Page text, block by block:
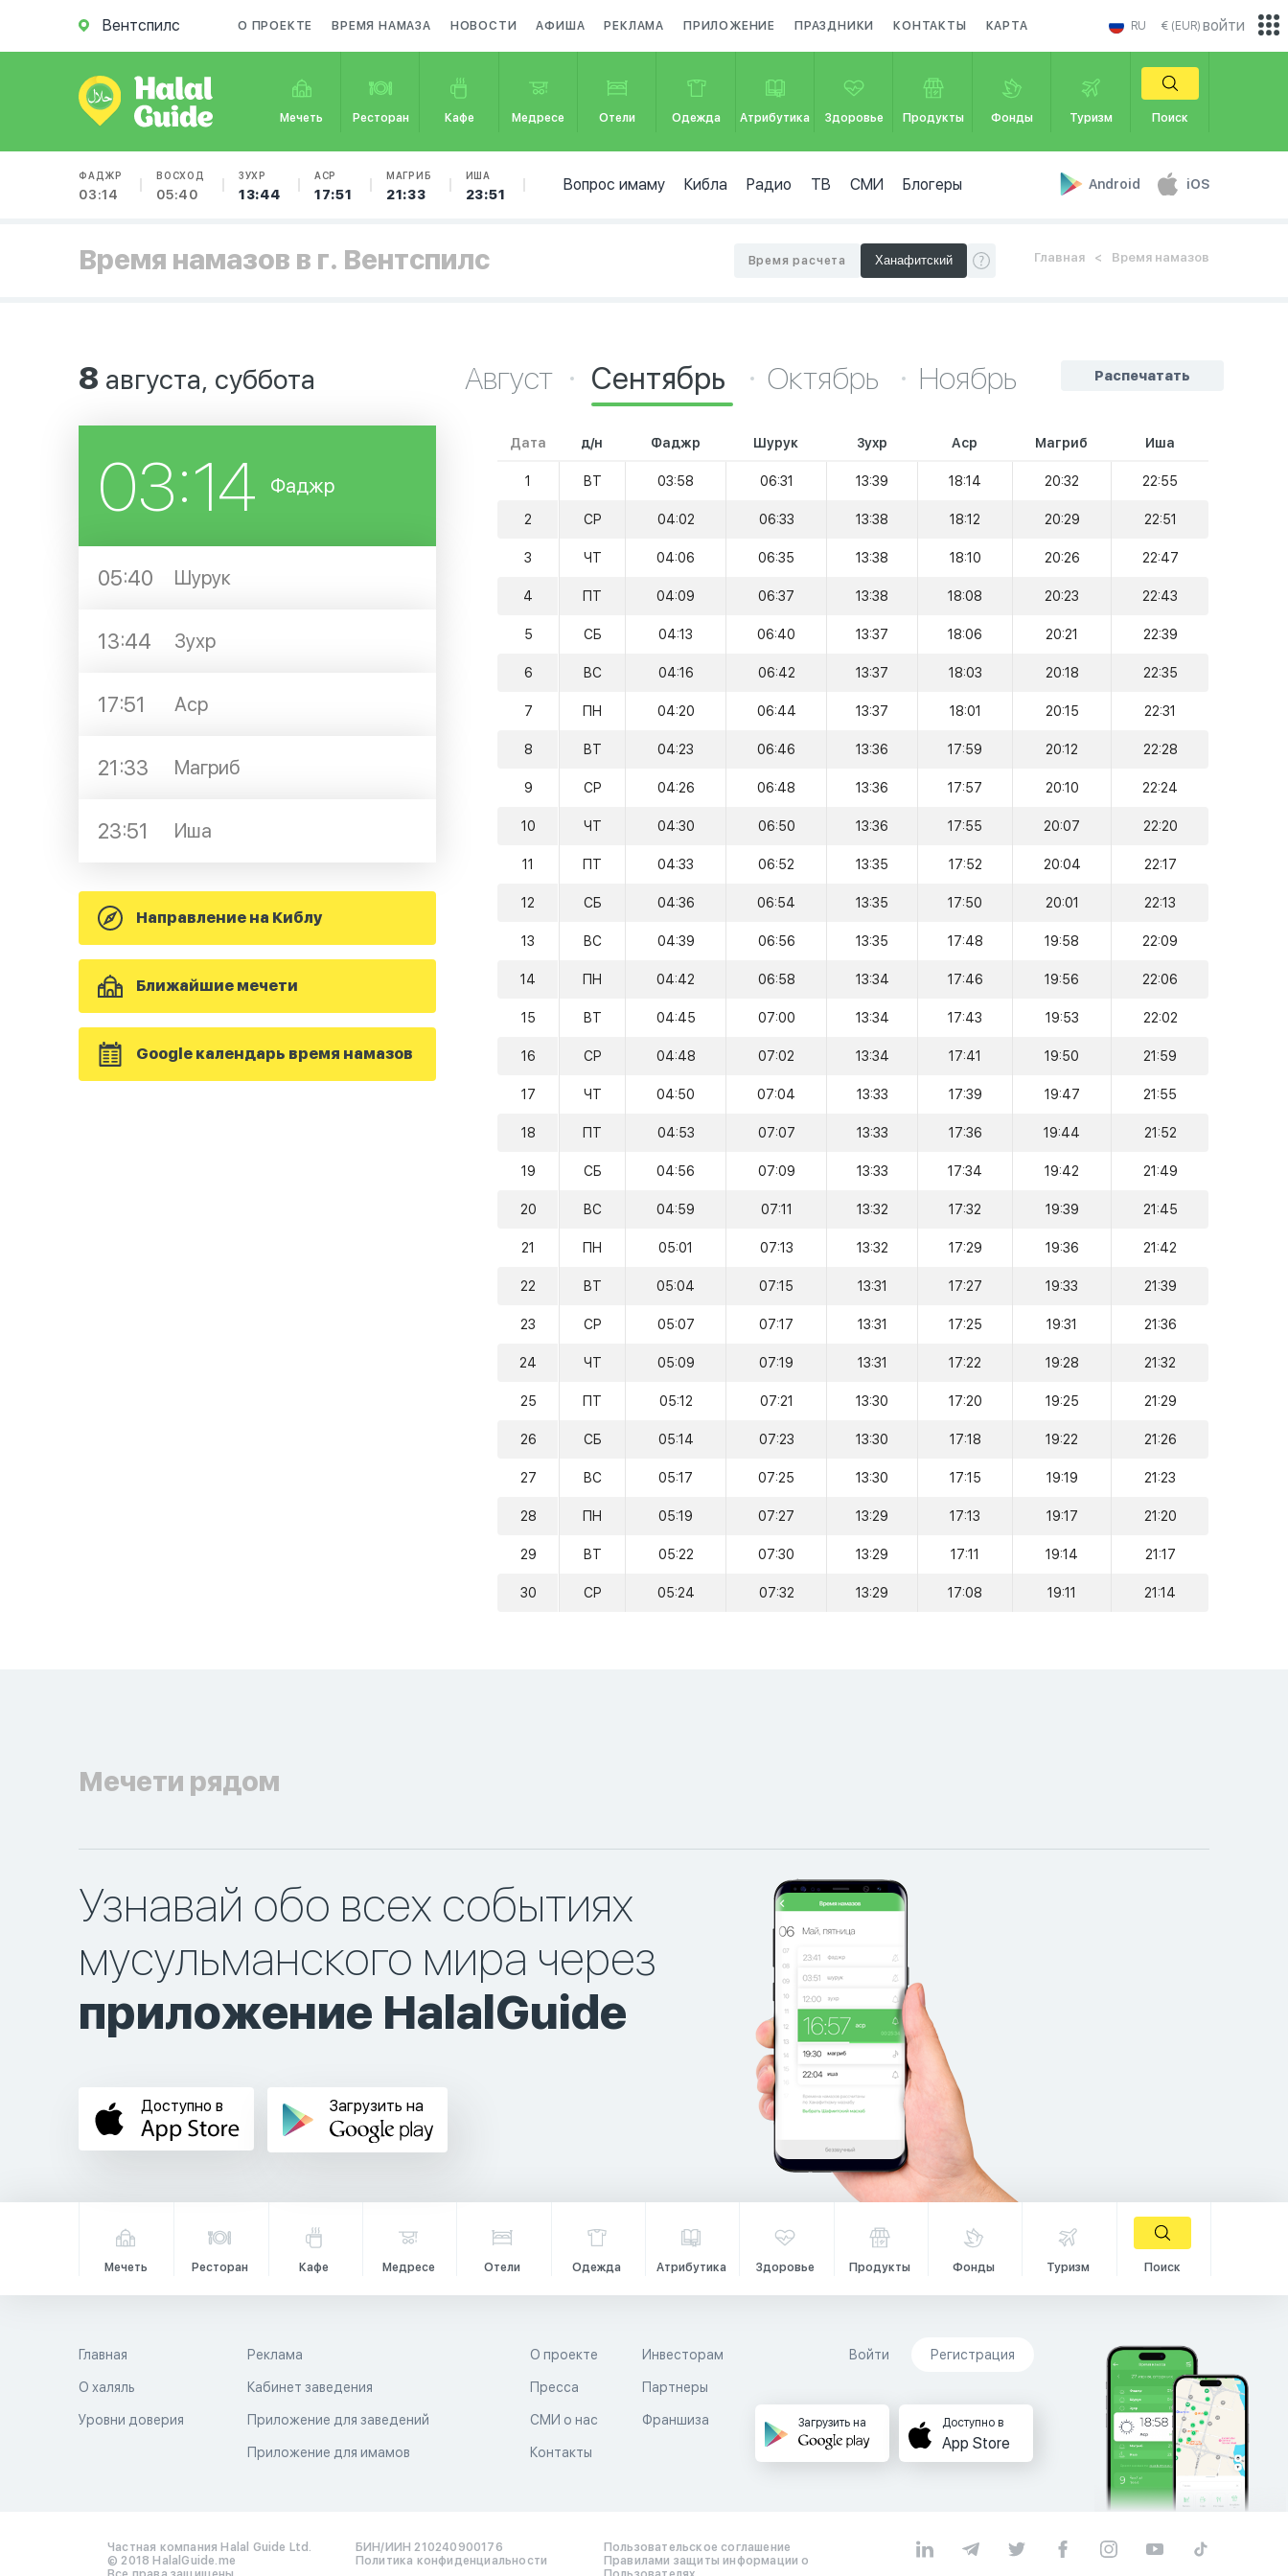
Вентспилс О ПРОЕКТЕ ВРЕМЯ НАМАЗА НОВОСТИ АФИША РЕКЛАМА ПРИЛОЖЕНИЕ ПРАЗДНИКИ КОНТАКТЫ КАРТА RU € (EUR)
Мечеть Ресторан Кафе Медресе Отели Одежда Атрибутика Здоровье Продукты Фонды Туризм Поиск
ФАДЖР
03:14
ВОСХОД
05:40
ЗУХР
13:44
АСР
17:51
МАГРИБ
21:33
ИША
23:51
Вопрос имаму Кибла Радио ТВ СМИ Блогеры Android iOS
войти
Время намазов в г. Вентспилс Главная Время намазов
Время расчета
8 августа, суббота
03:14 Фаджр
05:40 Шурук
13:44 Зухр
17:51 Аср
21:33 Магриб
23:51 Иша
Направление на Киблу
Ближайшие мечети
Google календарь время намазов
Распечатать
Август Сентябрь Октябрь Ноябрь
Дата д/н Фаджр Шурук Зухр Аср Магриб Иша
1 ВТ 03:58 06:31 13:39 18:14 20:32 22:55
2 СР 04:02 06:33 13:38 18:12 20:29 22:51
3 ЧТ 04:06 06:35 13:38 18:10 20:26 22:47
4 ПТ 04:09 06:37 13:38 18:08 20:23 22:43
5 СБ 04:13 06:40 13:37 18:06 20:21 22:39
6 ВС 04:16 06:42 13:37 18:03 20:18 22:35
7 ПН 04:20 06:44 13:37 18:01 20:15 22:31
8 ВТ 04:23 06:46 13:36 17:59 20:12 22:28
9 СР 04:26 06:48 13:36 17:57 20:10 22:24
10 ЧТ 04:30 06:50 13:36 17:55 20:07 22:20
11 ПТ 04:33 06:52 13:35 17:52 20:04 22:17
12 СБ 04:36 06:54 13:35 17:50 20:01 22:13
13 ВС 04:39 06:56 13:35 17:48 19:58 22:09
14 ПН 04:42 06:58 13:34 17:46 19:56 22:06
15 ВТ 04:45 07:00 13:34 17:43 19:53 22:02
16 СР 04:48 07:02 13:34 17:41 19:50 21:59
17 ЧТ 04:50 07:04 13:33 17:39 19:47 21:55
18 ПТ 04:53 07:07 13:33 17:36 19:44 21:52
19 СБ 04:56 07:09 13:33 17:34 19:42 21:49
20 ВС 04:59 07:11 13:32 17:32 19:39 21:45
21 ПН 05:01 07:13 13:32 17:29 19:36 21:42
22 ВТ 05:04 07:15 13:31 17:27 19:33 21:39
23 СР 05:07 07:17 13:31 17:25 19:31 21:36
24 ЧТ 05:09 07:19 13:31 17:22 19:28 21:32
25 ПТ 05:12 07:21 13:30 17:20 19:25 21:29
26 СБ 05:14 07:23 13:30 17:18 19:22 21:26
27 ВС 05:17 07:25 13:30 17:15 19:19 21:23
28 ПН 05:19 07:27 13:29 17:13 19:17 21:20
29 ВТ 05:22 07:30 13:29 17:11 19:14 21:17
30 СР 05:24 07:32 13:29 17:08 19:11 21:14
Мечети рядом
Узнавай обо всех событиях
мусульманского мира через
приложение HalalGuide
Доступно в Загрузить на
Мечеть Ресторан Кафе Медресе Отели Одежда Атрибутика Здоровье Продукты Фонды Туризм Поиск
Главная
О халяль
Уровни доверия
Реклама
Кабинет заведения
Приложение для заведений
Приложение для имамов
О проекте
Пресса
СМИ о нас
Контакты
Инвесторам
Партнеры
Франшиза
Войти Регистрация
Загрузить на Доступно в
App Store
Частная компания Halal Guide Ltd.
© 2018 HalalGuide.me
БИН/ИИН 210240900176
Политика конфиденциальности
Пользовательское соглашение
Правилами защиты информации о